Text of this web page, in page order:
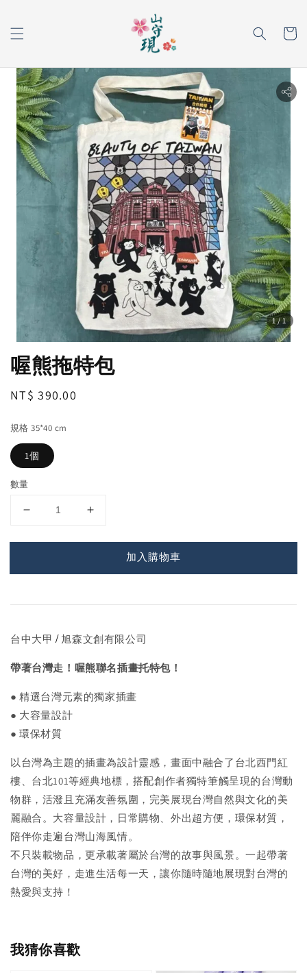
1/1
喔熊拖特包
Regular
NT$ 390.00
規格 35*40 cm
1個
數量
加入購物車
台中大甲 / 旭森文創有限公司
帶著台灣走！喔熊聯名插畫托特包！
● 精選台灣元素的獨家插畫
● 大容量設計
● 環保材質
以台灣為主題的插畫為設計靈感，畫面中融合了台北西門紅
樓、台北101等經典地標，搭配創作者獨特筆觸呈現的台灣動
物群，活潑且充滿友善氛圍，完美展現台灣自然與文化的美
麗融合。大容量設計，日常購物、外出超方便，環保材質，
陪伴你走遍台灣山海風情。
不只裝載物品，更承載著屬於台灣的故事與風景。一起帶著
台灣的美好，走進生活每一天，讓你隨時隨地展現對台灣的
熱愛與支持！
我猜你喜歡